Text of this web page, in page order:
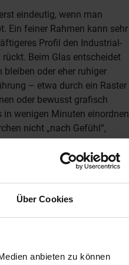
Über Cookies
anbieten zu können
eindeutig, wenn man
Ein feiner Rahmen kann sehr
Profil den Industrial-
Beim Glas entscheidet
oder eher ruhiger
– etwa durch ein Raster
oder bewusst grafisch
wenigen Minuten einordnen
nicht „nach Gefühl“,